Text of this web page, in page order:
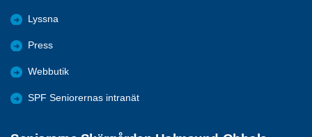
Lyssna
Press
Webbutik
SPF Seniorernas intranät